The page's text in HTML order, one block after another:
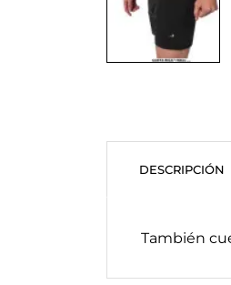
DESCRIPCIÓN
También